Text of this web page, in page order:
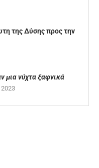
της Δύσης προς την
μια νύχτα ξαφνικά